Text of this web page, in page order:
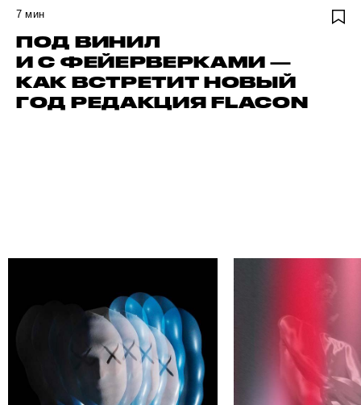
7 мин
ПОД ВИНИЛ
И С ФЕЙЕРВЕРКАМИ —
КАК ВСТРЕТИТ НОВЫЙ
ГОД РЕДАКЦИЯ FLACON